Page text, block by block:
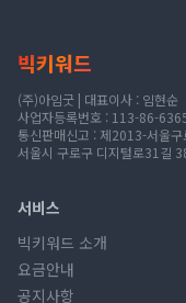
빅키워드
(주)아임굿 | 대표이사 : 임현순
사업자등록번호 : 113-86-
통신판매신고 : 제2013-서울
서울시 구로구 디지털로31길
서비스
빅키워드 소개
요금안내
공지사항